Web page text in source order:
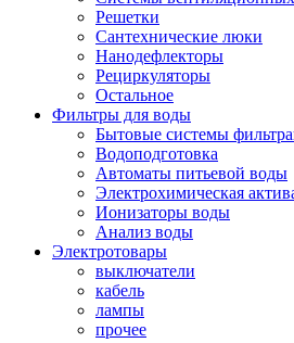
Решетки
Сантехнические люки
Нанодефлекторы
Рециркуляторы
Остальное
Фильтры для воды
Бытовые системы
Водоподготовка
Автоматы питьевой воды
Электрохимическая
Ионизаторы воды
Анализ воды
Электротовары
выключатели
кабель
лампы
прочее